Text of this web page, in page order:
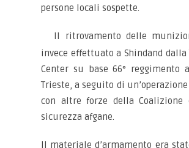
persone locali sospette.
Il ritrovamento delle
invece effettuato a Shindand dalla
Center su base 66° reggimento
Trieste, a seguito di
con altre forze della Coalizione
sicurezza afgane.
Il materiale d’armamento era